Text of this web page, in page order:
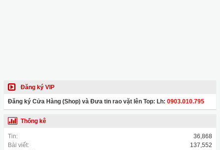
Đăng ký VIP
Đăng ký Cửa Hàng (Shop) và Đưa tin rao vặt lên Top: Lh: 0903.010.795
Thống kê
Tin:
36,868
Bài viết:
137,552